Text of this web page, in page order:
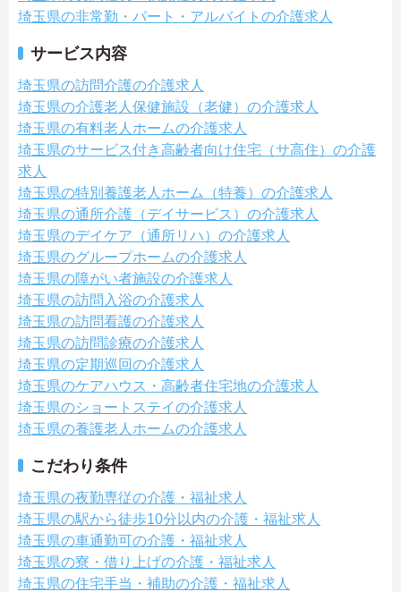
埼玉県の非常勤・パート・アルバイトの介護求人
サービス内容
埼玉県の訪問介護の介護求人
埼玉県の介護老人保健施設（老健）の介護求人
埼玉県の有料老人ホームの介護求人
埼玉県のサービス付き高齢者向け住宅（サ高住）の介護
求人
埼玉県の特別養護老人ホーム（特養）の介護求人
埼玉県の通所介護（デイサービス）の介護求人
埼玉県のデイケア（通所リハ）の介護求人
埼玉県のグループホームの介護求人
埼玉県の障がい者施設の介護求人
埼玉県の訪問入浴の介護求人
埼玉県の訪問看護の介護求人
埼玉県の訪問診療の介護求人
埼玉県の定期巡回の介護求人
埼玉県のケアハウス・高齢者住宅地の介護求人
埼玉県のショートステイの介護求人
埼玉県の養護老人ホームの介護求人
こだわり条件
埼玉県の夜勤専従の介護・福祉求人
埼玉県の駅から徒歩10分以内の介護・福祉求人
埼玉県の車通勤可の介護・福祉求人
埼玉県の寮・借り上げの介護・福祉求人
埼玉県の住宅手当・補助の介護・福祉求人